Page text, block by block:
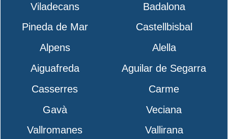
Viladecans
Badalona
Pineda de Mar
Castellbisbal
Alpens
Alella
Aiguafreda
Aguilar de Segarra
Casserres
Carme
Gavà
Veciana
Vallromanes
Vallirana